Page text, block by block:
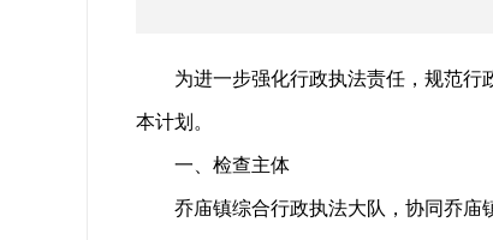
为进一步强化行政执法责任，规范
本计划。
一、检查主体
乔庙镇综合行政执法大队，协同乔庙